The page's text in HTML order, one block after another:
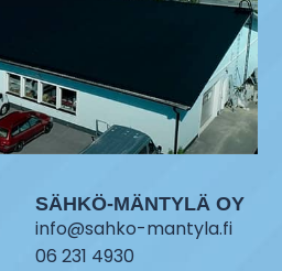
SÄHKÖ-MÄNTYLÄ OY
info@sahko-mantyla.fi
06 231 4930